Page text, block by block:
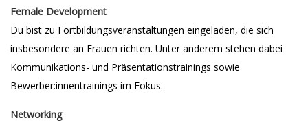
Female Development
Du bist zu Fortbildungsveranstaltungen eingeladen, die sich
insbesondere an Frauen richten. Unter anderem stehen dabei
Kommunikations- und Präsentationstrainings sowie
Bewerber:innentrainings im Fokus.
Networking